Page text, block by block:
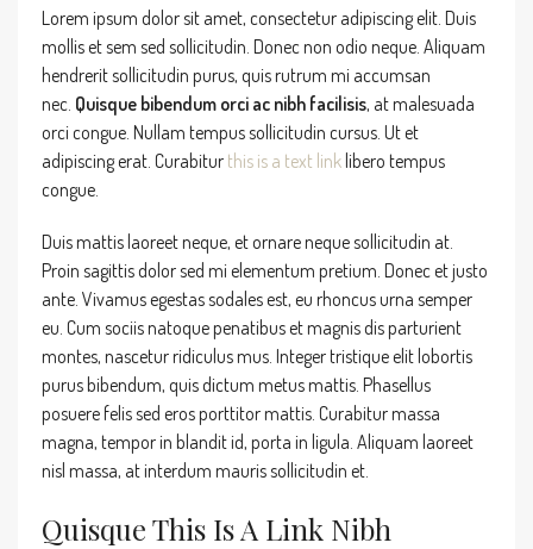
Lorem ipsum dolor sit amet, consectetur adipiscing elit. Duis
mollis et sem sed sollicitudin. Donec non odio neque. Aliquam
hendrerit sollicitudin purus, quis rutrum mi accumsan
nec. Quisque bibendum orci ac nibh facilisis, at malesuada
orci congue. Nullam tempus sollicitudin cursus. Ut et
adipiscing erat. Curabitur this is a text link libero tempus
congue.
Duis mattis laoreet neque, et ornare neque sollicitudin at.
Proin sagittis dolor sed mi elementum pretium. Donec et justo
ante. Vivamus egestas sodales est, eu rhoncus urna semper
eu. Cum sociis natoque penatibus et magnis dis parturient
montes, nascetur ridiculus mus. Integer tristique elit lobortis
purus bibendum, quis dictum metus mattis. Phasellus
posuere felis sed eros porttitor mattis. Curabitur massa
magna, tempor in blandit id, porta in ligula. Aliquam laoreet
nisl massa, at interdum mauris sollicitudin et.
Quisque This Is A Link Nibh